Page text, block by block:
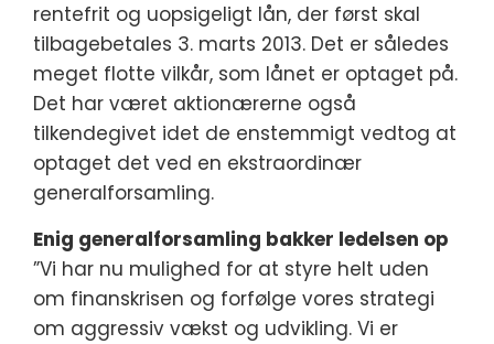
rentefrit og uopsigeligt lån, der først skal
tilbagebetales 3. marts 2013. Det er således
meget flotte vilkår, som lånet er optaget på.
Det har været aktionærerne også
tilkendegivet idet de enstemmigt vedtog at
optaget det ved en ekstraordinær
generalforsamling.
Enig generalforsamling bakker ledelsen op
”Vi har nu mulighed for at styre helt uden
om finanskrisen og forfølge vores strategi
om aggressiv vækst og udvikling. Vi er